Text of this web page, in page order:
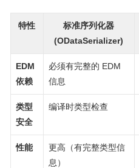
特性
标准序列化器
(ODataSerializer)
EDM
依赖
必须有完整的 EDM
信息
类型
安全
编译时类型检查
性能
更高（有完整类型信
息）